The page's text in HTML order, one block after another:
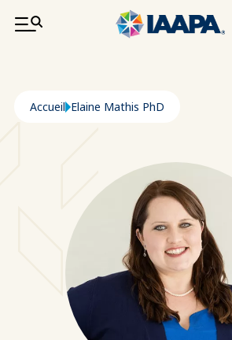
ALLER AU CONTENU PRINCIPAL
Fil d'Ariane
Accueil Elaine Mathis PhD